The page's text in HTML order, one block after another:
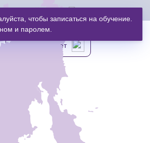
чтобы записаться на обучение.
и паролем.
НА 1–2 ДНЯ ♥ 8 (800) 777-17-39
Личный Кабинет